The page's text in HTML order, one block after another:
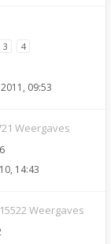
3 4
09:53
Weergaves
14:43
Weergaves